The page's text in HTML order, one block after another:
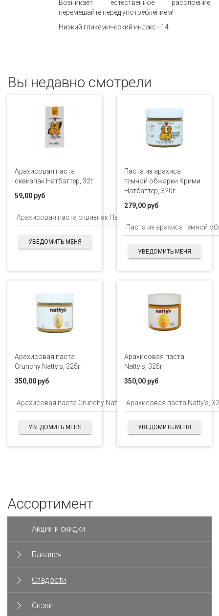
Возникает естественное расслоение,
перемешайте перед употреблением!
Низкий гликемический индекс - 14.
Вы недавно смотрели
Арахисовая паста
сквизпак Натбаттер, 32г
59,00 руб
УВЕДОМИТЬ МЕНЯ
Паста из арахиса
темной обжарки Крими
Натбаттер, 320г
279,00 руб
УВЕДОМИТЬ МЕНЯ
Арахисовая паста
Crunchy Natty's, 325г
350,00 руб
УВЕДОМИТЬ МЕНЯ
Арахисовая паста
Natty's, 325г
350,00 руб
УВЕДОМИТЬ МЕНЯ
Ассортимент
Акции и скидки
Бакалея
Сладости
Снэки